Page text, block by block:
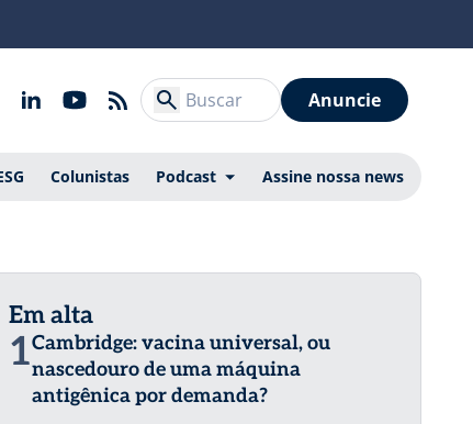
Anuncie
Colunistas Podcast Assine nossa news
Em alta
1Cambridge: vacina universal, ou
nascedouro de uma máquina
antigênica por demanda?